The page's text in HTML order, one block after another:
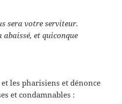
sera votre serviteur.
abaissé, et quiconque
les pharisiens et dénonce
et condamnables :